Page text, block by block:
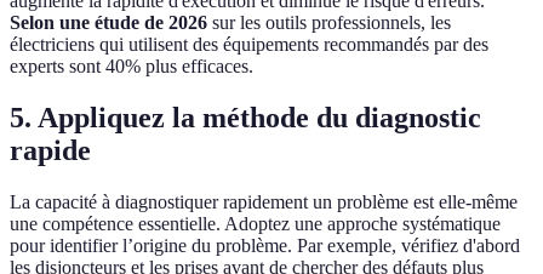
Selon une étude de 2026 sur les outils professionnels, les
électriciens qui utilisent des équipements recommandés par des
experts sont 40% plus efficaces.
5. Appliquez la méthode du diagnostic
rapide
La capacité à diagnostiquer rapidement un problème est elle-même
une compétence essentielle. Adoptez une approche systématique
pour identifier l’origine du problème. Par exemple, vérifiez d'abord
les disjoncteurs et les prises avant de chercher des défauts plus